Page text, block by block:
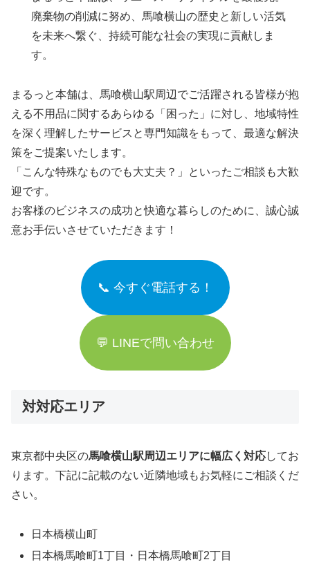
廃棄物の削減に努め、馬喰横山の歴史と新しい活気
を未来へ繋ぐ、持続可能な社会の実現に貢献しま
す。
まるっと本舗は、馬喰横山駅周辺でご活躍される皆様が抱
える不用品に関するあらゆる「困った」に対し、地域特性
を深く理解したサービスと専門知識をもって、最適な解決
策をご提案いたします。
「こんな特殊なものでも大丈夫？」といったご相談も大歓
迎です。
お客様のビジネスの成功と快適な暮らしのために、誠心誠
意お手伝いさせていただきます！
📞 今すぐ電話する！
💬 LINEで問い合わせ
対対応エリア
東京都中央区の馬喰横山駅周辺エリアに幅広く対応してお
ります。下記に記載のない近隣地域もお気軽にご相談くだ
さい。
日本橋横山町
日本橋馬喰町1丁目・日本橋馬喰町2丁目